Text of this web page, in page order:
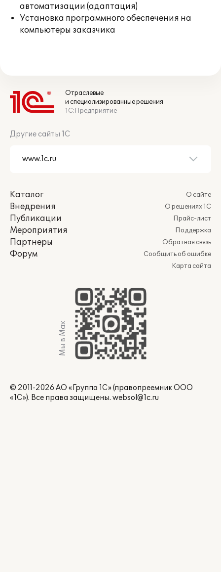
автоматизации (адаптация)
Установка программного обеспечения на
компьютеры заказчика
Отраслевые
и специализированные решения
1С:Предприятие
Другие сайты 1С
Каталог
Внедрения
Публикации
Мероприятия
Партнеры
Форум
О сайте
О решениях 1С
Прайс-лист
Поддержка
Обратная связь
Сообщить об ошибке
Карта сайта
Мы в Max
© 2011-2026 АО «Группа 1С» (правопреемник ООО
«1С»). Все права защищены. websol@1c.ru